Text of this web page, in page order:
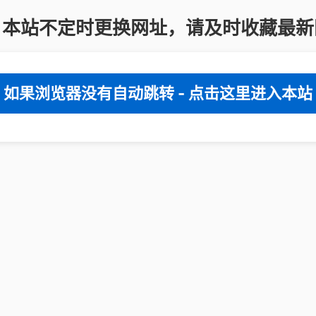
站不定时更换网址，请及时收藏最
如果浏览器没有自动跳转 - 点击这里进入本站